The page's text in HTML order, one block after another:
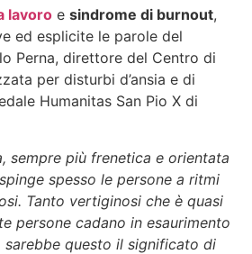
lavoro e sindrome di burnout,
ed esplicite le parole del
Perna, direttore del Centro di
per disturbi d’ansia e di
Humanitas San Pio X di
sempre più frenetica e orientata
spesso le persone a ritmi
Tanto vertiginosi che è quasi
persone cadano in esaurimento
questo il significato di